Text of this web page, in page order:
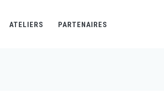
ATELIERS PARTENAIRES